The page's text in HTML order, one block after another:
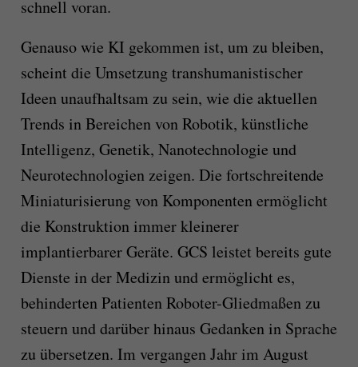
schnell voran.
Genauso wie KI gekommen ist, um zu bleiben,
scheint die Umsetzung transhumanistischer
Ideen unaufhaltsam zu sein, wie die aktuellen
Trends in Bereichen von Robotik, künstliche
Intelligenz, Genetik, Nanotechnologie und
Neurotechnologien zeigen. Die fortschreitende
Miniaturisierung von Komponenten ermöglicht
die Konstruktion immer kleinerer
implantierbarer Geräte. GCS leistet bereits gute
Dienste in der Medizin und ermöglicht es,
behinderten Patienten Roboter-Gliedmaßen zu
steuern und darüber hinaus Gedanken in Sprache
zu übersetzen. Im vergangen Jahr im August